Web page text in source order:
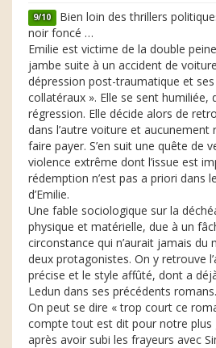
9/10 Bien loin des thrillers
noir foncé …
Emilie est victime de la double
jambe suite à un accident de
dépression post-traumatique et
collatéraux ». Elle se sent humiliée,
régression. Elle décide alors de
dans l’autre voiture et aucunement
faire payer. S’en suit une quête de
violence extrême dont l’issue est
rédemption n’est pas a priori dans
d’Emilie.
Une fable sociologique sur la
physique et matérielle, due à un
circonstance qui n’aurait jamais du
deux protagonistes. On y retrouve
précise et le style affûté, dont a
Ledun dans ses précédents romans.
On peut se dire « trop court ce
compte tout est dit pour notre plus
après avoir subi les frayeurs avec